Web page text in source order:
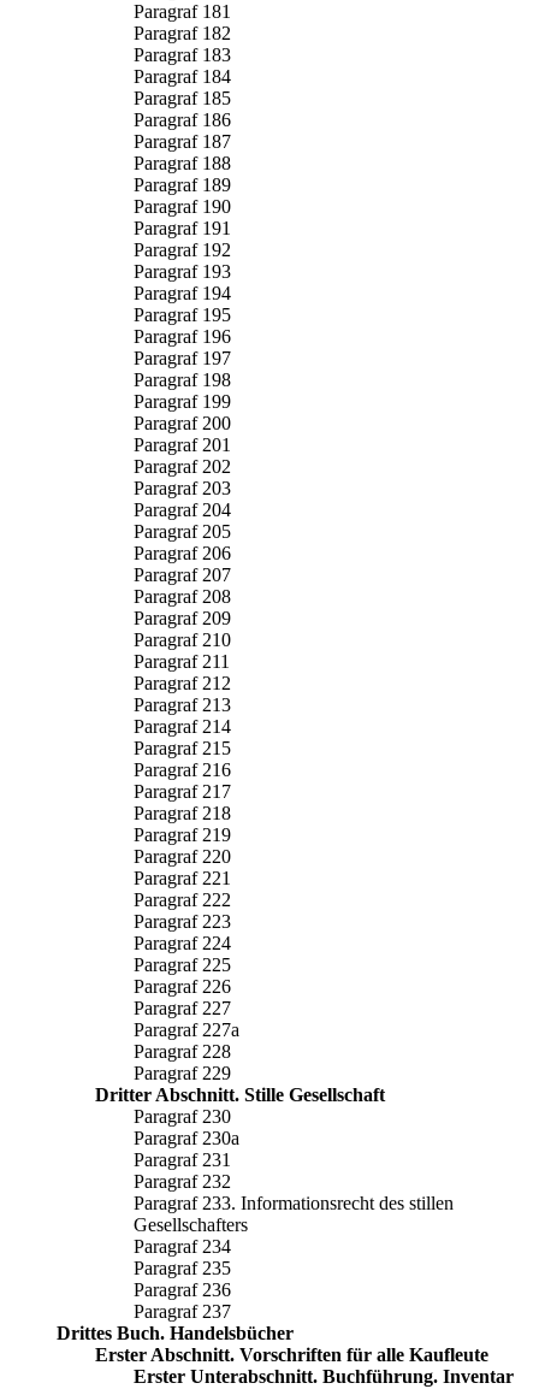
Paragraf 181
Paragraf 182
Paragraf 183
Paragraf 184
Paragraf 185
Paragraf 186
Paragraf 187
Paragraf 188
Paragraf 189
Paragraf 190
Paragraf 191
Paragraf 192
Paragraf 193
Paragraf 194
Paragraf 195
Paragraf 196
Paragraf 197
Paragraf 198
Paragraf 199
Paragraf 200
Paragraf 201
Paragraf 202
Paragraf 203
Paragraf 204
Paragraf 205
Paragraf 206
Paragraf 207
Paragraf 208
Paragraf 209
Paragraf 210
Paragraf 211
Paragraf 212
Paragraf 213
Paragraf 214
Paragraf 215
Paragraf 216
Paragraf 217
Paragraf 218
Paragraf 219
Paragraf 220
Paragraf 221
Paragraf 222
Paragraf 223
Paragraf 224
Paragraf 225
Paragraf 226
Paragraf 227
Paragraf 227a
Paragraf 228
Paragraf 229
Dritter Abschnitt. Stille Gesellschaft
Paragraf 230
Paragraf 230a
Paragraf 231
Paragraf 232
Paragraf 233. Informationsrecht des stillen
Gesellschafters
Paragraf 234
Paragraf 235
Paragraf 236
Paragraf 237
Drittes Buch. Handelsbücher
Erster Abschnitt. Vorschriften für alle Kaufleute
Erster Unterabschnitt. Buchführung. Inventar